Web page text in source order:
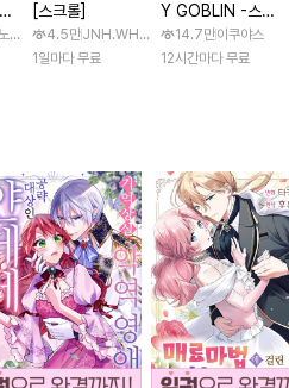
)지 / 휴우가 나츠
[스크롤]
4.5만JNH.WH Studio / Lasso
1일마다 무료
Y GOBLIN -스펑
키 고블린- [스크
롤]
14.7만이쿠야스
12시간마다 무료